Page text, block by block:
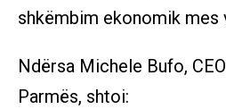
shkëmbim ekonomik mes
Ndërsa Michele Bufo,
Parmës, shtoi: